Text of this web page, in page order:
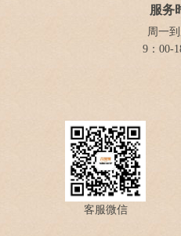
服务
周一
9：00-
客服微信